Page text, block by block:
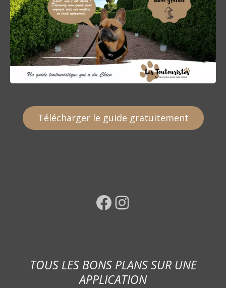
Télécharger le guide gratuitement
Facebook Instagram
TOUS LES BONS PLANS SUR UNE
APPLICATION